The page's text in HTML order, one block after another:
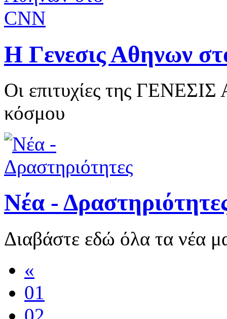
H Γενεσις Αθηνων
Οι επιτυχίες της
κόσμου
Νέα -
Διαβάστε εδώ όλα τα νέα
«
01